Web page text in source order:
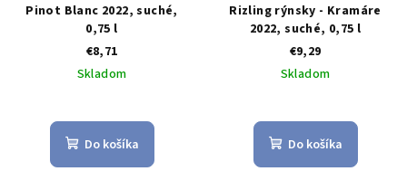
Pinot Blanc 2022, suché,
0,75 l
€8,71
Skladom
hodnotenie
produktu
Do košíka
Rizling rýnsky - Kramáre
2022, suché, 0,75 l
€9,29
Skladom
Do košíka